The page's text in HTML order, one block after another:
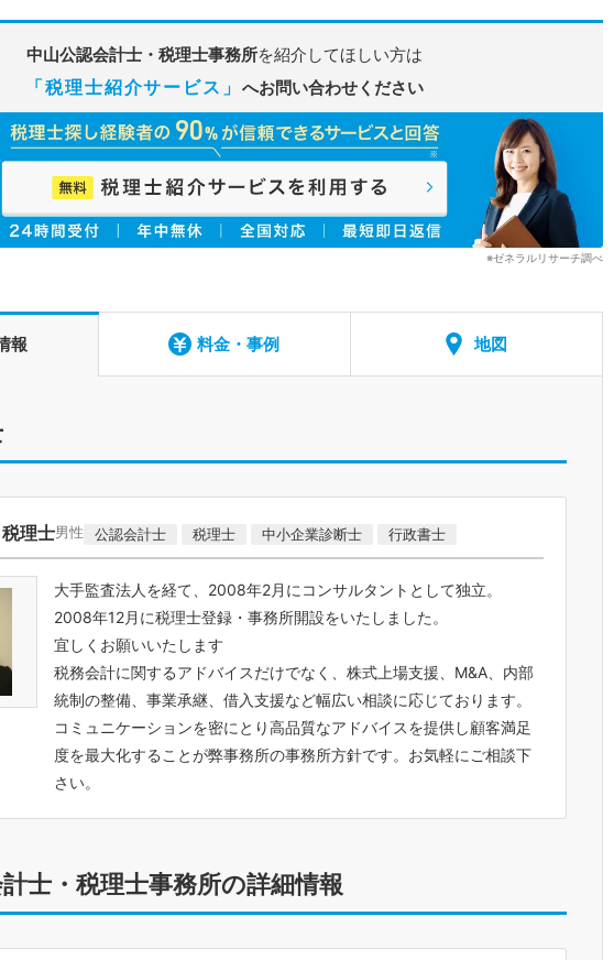
中山公認会計士・税理士事務所を紹介してほしい方は
「税理士紹介サービス」へお問い合わせください
※ゼネラルリサーチ調べ
報 料金・事例 地図
理士男性 公認会計士 税理士 中小企業診断士 行政書士
大手監査法人を経て、2008年2月にコンサルタントとして独立。
2008年12月に税理士登録・事務所開設をいたしました。
宜しくお願いいたします
税務会計に関するアドバイスだけでなく、株式上場支援、M&A、内部
統制の整備、事業承継、借入支援など幅広い相談に応じております。
コミュニケーションを密にとり高品質なアドバイスを提供し顧客満足
度を最大化することが弊事務所の事務所方針です。お気軽にご相談下
さい。
士・税理士事務所の詳細情報